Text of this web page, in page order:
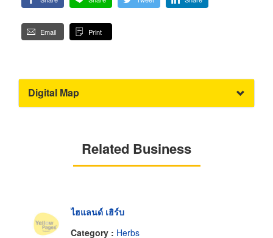
Email Print
Digital Map
Related Business
ไฮแลนด์ เฮิร์บ
Category : Herbs